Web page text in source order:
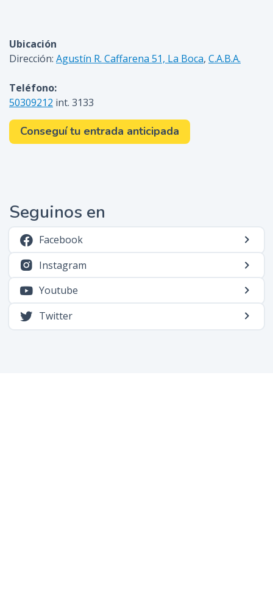
Ubicación
Dirección: Agustín R. Caffarena 51, La Boca, C.A.B.A.
Teléfono:
50309212 int. 3133
Conseguí tu entrada anticipada
Seguinos en
Facebook
Instagram
Youtube
Twitter